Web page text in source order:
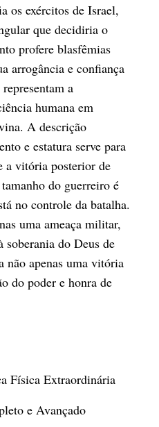
os exércitos de Israel,
que decidiria o
profere blasfêmias
arrogância e confiança
a
humana em
A descrição
e estatura serve para
a vitória posterior de
do guerreiro é
no controle da batalha.
uma ameaça militar,
soberania do Deus de
não apenas uma vitória
do poder e honra de
Física Extraordinária
e Avançado